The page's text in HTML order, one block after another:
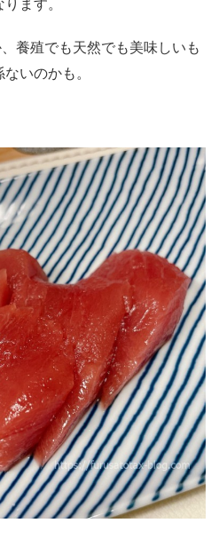
ます。
養殖でも天然でも美味しいも
いのかも。